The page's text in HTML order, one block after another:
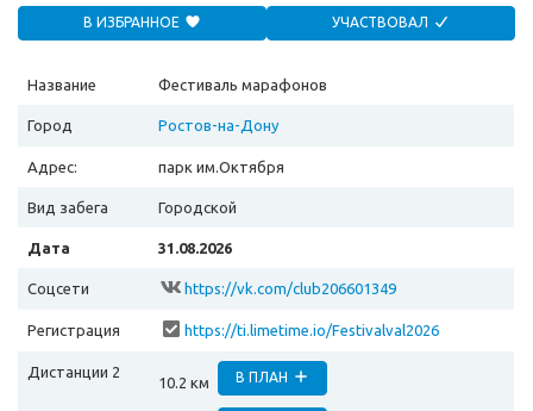
В ИЗБРАННОЕ УЧАСТВОВАЛ
Название Фестиваль марафонов
Город Ростов-на-Дону
Адрес: парк им.Октября
Вид забега Городской
Дата 31.08.2026
Соцсети https://vk.com/club206601349
Регистрация https://ti.limetime.io/Festivalval2026
Дистанции 2
10.2 км В ПЛАН